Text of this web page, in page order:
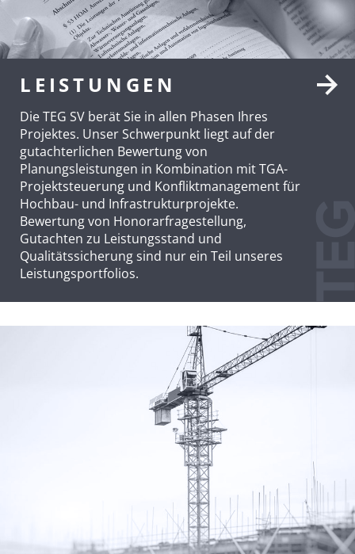
LEISTUNGEN
Die TEG SV berät Sie in allen Phasen Ihres
Projektes. Unser Schwerpunkt liegt auf der
gutachterlichen Bewertung von
Planungsleistungen in Kombination mit TGA-
Projektsteuerung und Konfliktmanagement für
Hochbau- und Infrastrukturprojekte.
Bewertung von Honorarfragestellung,
Gutachten zu Leistungsstand und
Qualitätssicherung sind nur ein Teil unseres
Leistungsportfolios.